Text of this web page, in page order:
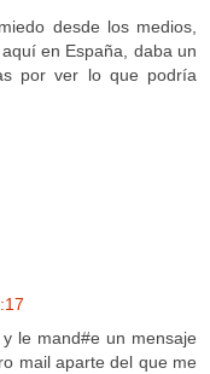
desde los medios,
en España, daba un
por ver lo que podría
le mand#e un mensaje
mail aparte del que me